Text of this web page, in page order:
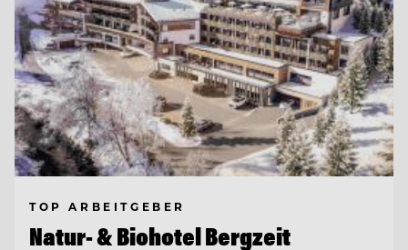
TOP ARBEITGEBER
Natur- & Biohotel Bergzeit